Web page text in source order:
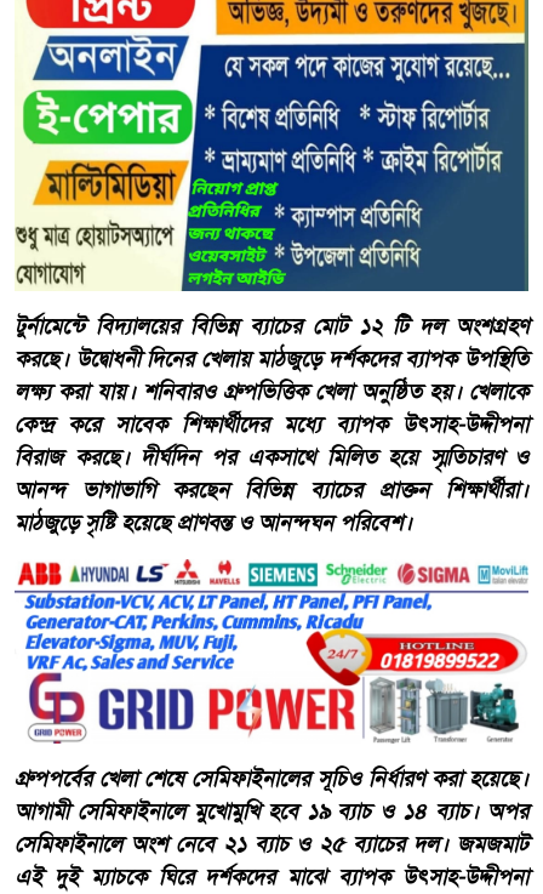
টুর্নামেন্টে বিদ্যালয়ের বিভিন্ন ব্যাচের মোট ১২ টি দল অংশগ্রহণ
করছে। উদ্বোধনী দিনের খেলায় মাঠজুড়ে দর্শকদের ব্যাপক উপস্থিতি
লক্ষ্য করা যায়। শনিবারও গ্রুপভিত্তিক খেলা অনুষ্ঠিত হয়। খেলাকে
কেন্দ্র করে সাবেক শিক্ষার্থীদের মধ্যে ব্যাপক উৎসাহ-উদ্দীপনা
বিরাজ করছে। দীর্ঘদিন পর একসাথে মিলিত হয়ে স্মৃতিচারণ ও
আনন্দ ভাগাভাগি করছেন বিভিন্ন ব্যাচের প্রাক্তন শিক্ষার্থীরা।
মাঠজুড়ে সৃষ্টি হয়েছে প্রাণবন্ত ও আনন্দঘন পরিবেশ।
গ্রুপপর্বের খেলা শেষে সেমিফাইনালের সূচিও নির্ধারণ করা হয়েছে।
আগামী সেমিফাইনালে মুখোমুখি হবে ১৯ ব্যাচ ও ১৪ ব্যাচ। অপর
সেমিফাইনালে অংশ নেবে ২১ ব্যাচ ও ২৫ ব্যাচের দল। জমজমাট
এই দুই ম্যাচকে ঘিরে দর্শকদের মাঝে ব্যাপক উৎসাহ-উদ্দীপনা